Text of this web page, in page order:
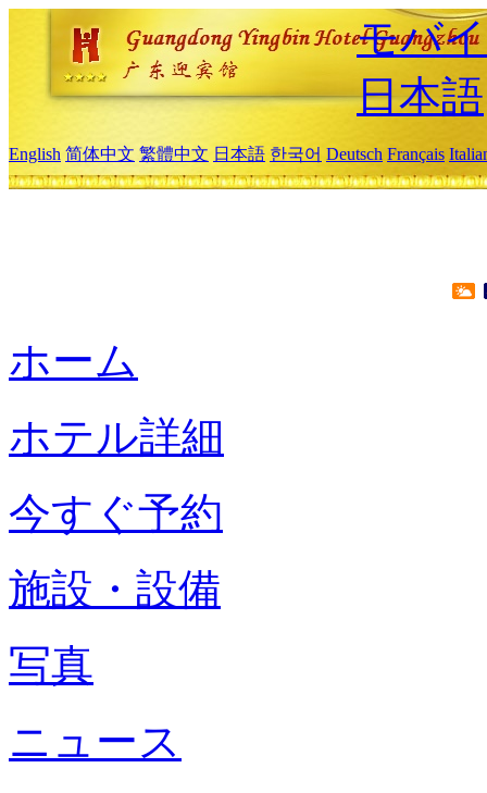
モバ
日本語
English 简体中文 繁體中文 日本語 한국어 Deutsch Français
ホーム
ホテル詳細
今すぐ予約
施設・設備
写真
ニュース